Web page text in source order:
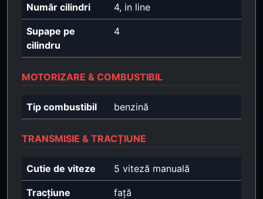
Număr cilindri 4, in line
Supape pe
cilindru
4
MOTORIZARE & COMBUSTIBIL
Tip combustibil benzină
TRANSMISIE & TRACȚIUNE
Cutie de viteze 5 viteză manuală
Tracțiune față